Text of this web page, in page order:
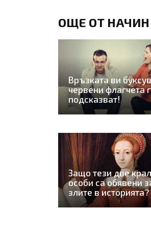
ОЩЕ ОТ
Връзката ви
червени флагчета
подсказват!
Защо тези две
особи са обявени
злите в историята?